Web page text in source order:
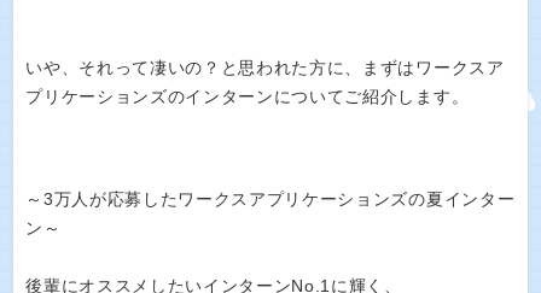
いや、それって凄いの？と思われた方に、まずはワークスア
プリケーションズのインターンについてご紹介します。
～3万人が応募したワークスアプリケーションズの夏インター
ン～
後輩にオススメしたいインターンNo.1に輝く、